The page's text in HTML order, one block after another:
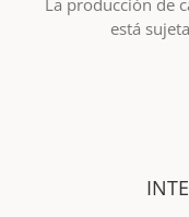
La producción de
está